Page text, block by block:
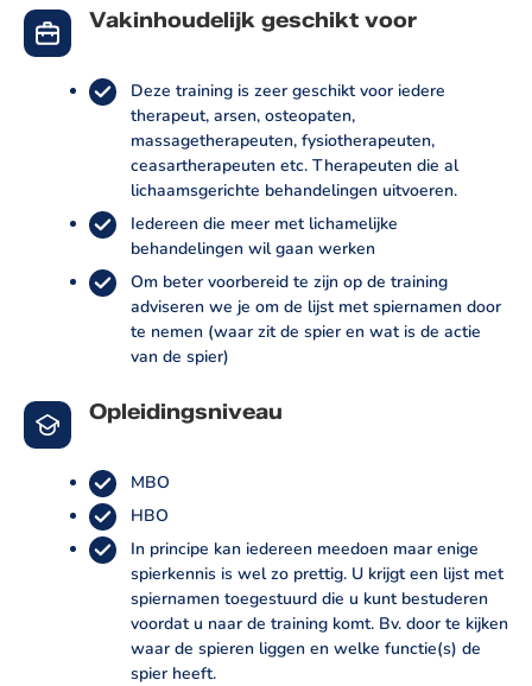
Vakinhoudelijk geschikt voor
Deze training is zeer geschikt voor iedere
therapeut, arsen, osteopaten,
massagetherapeuten, fysiotherapeuten,
ceasartherapeuten etc. Therapeuten die al
lichaamsgerichte behandelingen uitvoeren.
Iedereen die meer met lichamelijke
behandelingen wil gaan werken
Om beter voorbereid te zijn op de training
adviseren we je om de lijst met spiernamen door
te nemen (waar zit de spier en wat is de actie
van de spier)
Opleidingsniveau
MBO
HBO
In principe kan iedereen meedoen maar enige
spierkennis is wel zo prettig. U krijgt een lijst met
spiernamen toegestuurd die u kunt bestuderen
voordat u naar de training komt. Bv. door te kijken
waar de spieren liggen en welke functie(s) de
spier heeft.